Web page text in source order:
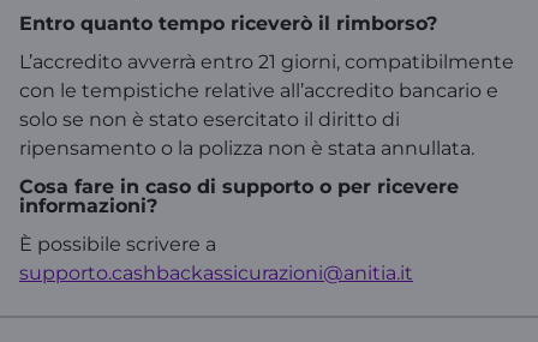
Entro quanto tempo riceverò il rimborso?
L’accredito avverrà entro 21 giorni, compatibilmente
con le tempistiche relative all’accredito bancario e
solo se non è stato esercitato il diritto di
ripensamento o la polizza non è stata annullata.
Cosa fare in caso di supporto o per ricevere
informazioni?
È possibile scrivere a
supporto.cashbackassicurazioni@anitia.it